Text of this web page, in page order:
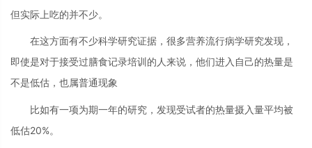
但实际上吃的并不少。
在这方面有不少科学研究证据，很多营养流行病学研究发现，
即使是对于接受过膳食记录培训的人来说，他们进入自己的热量是
不是低估，也属普通现象
比如有一项为期一年的研究，发现受试者的热量摄入量平均被
低估20%。